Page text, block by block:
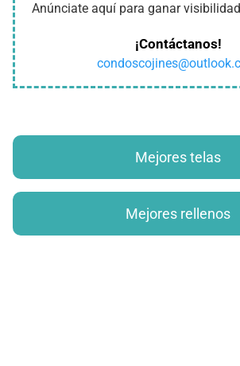
Anúnciate aquí para ganar
¡Contáctanos!
Mejores telas
Mejores rellenos